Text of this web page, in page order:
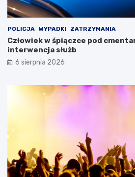
POLICJA WYPADKI ZATRZYMANIA
Człowiek w śpiączce pod
interwencja służb
6 sierpnia 2026